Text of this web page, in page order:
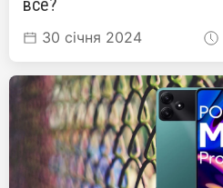
30 січня 2024